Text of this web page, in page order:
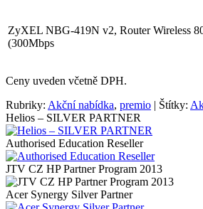
ZyXEL NBG-419N v2, Router Wireless
(300Mbps
Ceny uveden včetně DPH.
Rubriky: Akční nabídka, premio | Štítky:
Helios – SILVER PARTNER
Authorised Education Reseller
JTV CZ HP Partner Program 2013
Acer Synergy Silver Partner